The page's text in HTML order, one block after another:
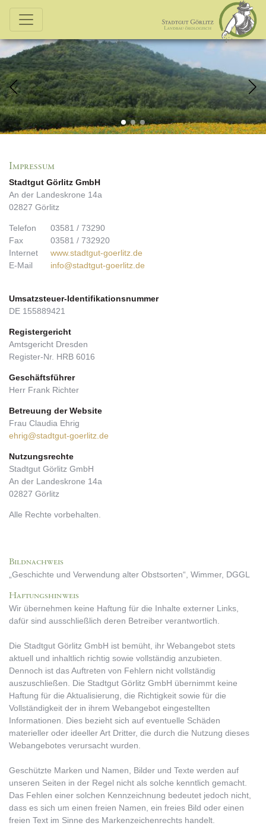
Impressum
Stadtgut Görlitz GmbH
An der Landeskrone 14a
02827 Görlitz
Telefon
03581 / 73290
Fax
03581 / 732920
Internet
www.stadtgut-goerlitz.de
E-Mail
info@stadtgut-goerlitz.de
Umsatzsteuer-Identifikationsnummer
DE 155889421
Registergericht
Amtsgericht Dresden
Register-Nr. HRB 6016
Geschäftsführer
Herr Frank Richter
Betreuung der Website
Frau Claudia Ehrig
ehrig@stadtgut-goerlitz.de
Nutzungsrechte
Stadtgut Görlitz GmbH
An der Landeskrone 14a
02827 Görlitz
Alle Rechte vorbehalten.
Bildnachweis
„Geschichte und Verwendung alter Obstsorten“, Wimmer, DGGL
Haftungshinweis
Wir übernehmen keine Haftung für die Inhalte externer Links,
dafür sind ausschließlich deren Betreiber verantwortlich.
Die Stadtgut Görlitz GmbH ist bemüht, ihr Webangebot stets
aktuell und inhaltlich richtig sowie vollständig anzubieten.
Dennoch ist das Auftreten von Fehlern nicht vollständig
auszuschließen. Die Stadtgut Görlitz GmbH übernimmt keine
Haftung für die Aktualisierung, die Richtigkeit sowie für die
Vollständigkeit der in ihrem Webangebot eingestellten
Informationen. Dies bezieht sich auf eventuelle Schäden
materieller oder ideeller Art Dritter, die durch die Nutzung dieses
Webangebotes verursacht wurden.
Geschützte Marken und Namen, Bilder und Texte werden auf
unseren Seiten in der Regel nicht als solche kenntlich gemacht.
Das Fehlen einer solchen Kennzeichnung bedeutet jedoch nicht,
dass es sich um einen freien Namen, ein freies Bild oder einen
freien Text im Sinne des Markenzeichenrechts handelt.